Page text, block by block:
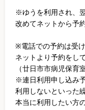
※ゆうを利用され、
改めてネットから予
※電話での予約は受
ネットより予約をし
（廿日市市病児保育
※連日利用申し込み
利用しないといった
本当に利用したい方